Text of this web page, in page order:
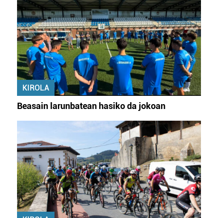
zure baimena Cookieen adierazpenean.
Webgune honek cookie propioak eta hirugarrenen cookie-
fitxategiak erabiltzen ditu. Zure esperientzia eta
zerbitzuak hobetzeko asmoz, cookie teknologiaz
baliatzen gara. Ohar hau onartuz gero, teknologia hori
erabiltzeko baimen esplizitua ematen diguzu.Gehiago
irakurri
KIROLA
Beasain larunbatean hasiko da jokoan